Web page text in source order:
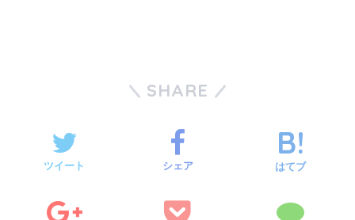
SHARE
ツイート シェア はてブ